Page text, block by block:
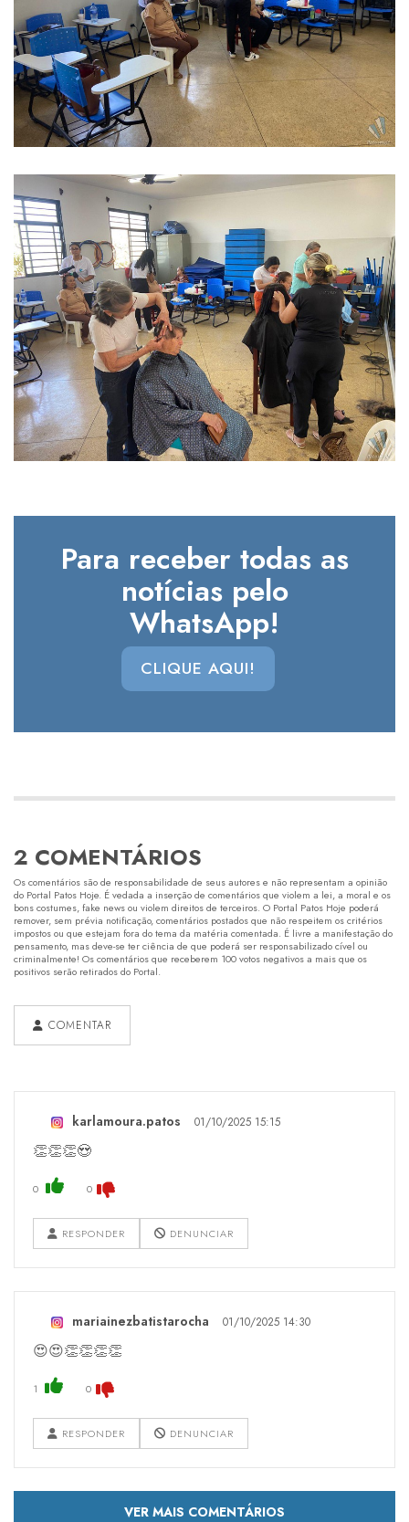
Para receber todas as
notícias pelo
WhatsApp!
CLIQUE AQUI!
2 COMENTÁRIOS
Os comentários são de responsabilidade de seus autores e não representam a opinião
do Portal Patos Hoje. É vedada a inserção de comentários que violem a lei, a moral e os
bons costumes, fake news ou violem direitos de terceiros. O Portal Patos Hoje poderá
remover, sem prévia notificação, comentários postados que não respeitem os critérios
impostos ou que estejam fora do tema da matéria comentada. É livre a manifestação do
pensamento, mas deve-se ter ciência de que poderá ser responsabilizado cível ou
criminalmente! Os comentários que receberem 100 votos negativos a mais que os
positivos serão retirados do Portal.
COMENTAR
karlamoura.patos 01/10/2025 15:15
👏👏👏😍
0 0
RESPONDER DENUNCIAR
mariainezbatistarocha 01/10/2025 14:30
😍😍👏👏👏👏
1 0
RESPONDER DENUNCIAR
VER MAIS COMENTÁRIOS